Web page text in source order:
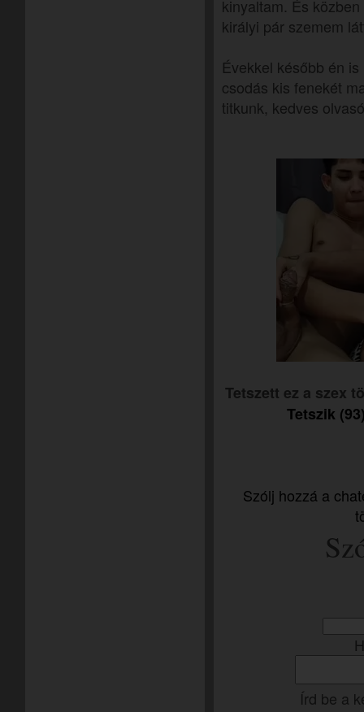
kinyaltam. És
királyi pár szemem
Évekkel később én
csodás kis fenekét
titkunk, kedves
Tetszett ez a szex
Tetszik
Szólj hozzá a
Írd be a